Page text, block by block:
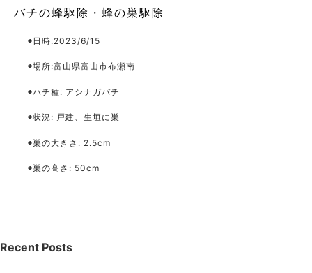
バチの蜂駆除・蜂の巣駆除
◉日時:2023/6/15
◉場所:富山県富山市布瀬南
◉ハチ種: アシナガバチ
◉状況: 戸建、生垣に巣
◉巣の大きさ : 2.5cm
◉巣の高さ : 50cm
Recent Posts